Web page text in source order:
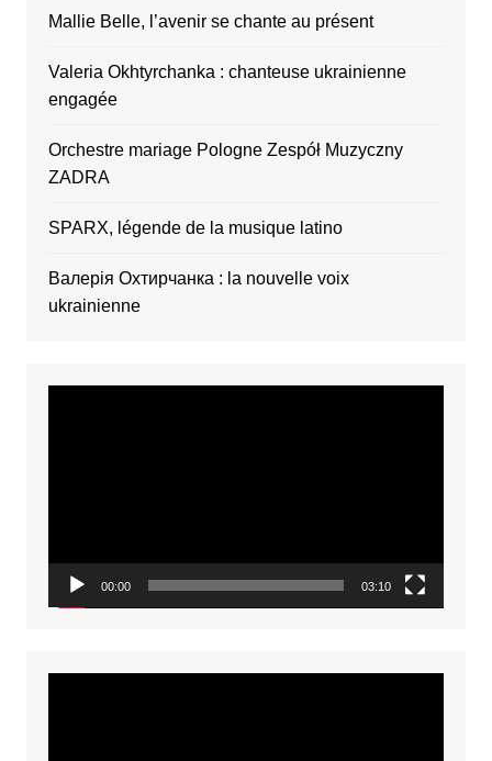
Mallie Belle, l’avenir se chante au présent
Valeria Okhtyrchanka : chanteuse ukrainienne
engagée
Orchestre mariage Pologne Zespół Muzyczny
ZADRA
SPARX, légende de la musique latino
Валерія Охтирчанка : la nouvelle voix
ukrainienne
00:00 03:10